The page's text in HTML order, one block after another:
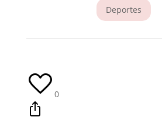
Deportes
0